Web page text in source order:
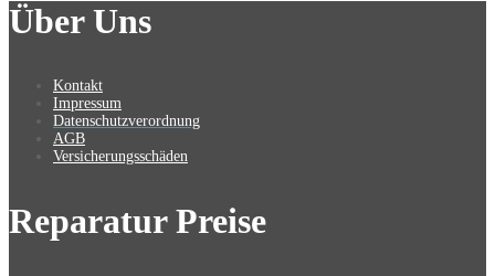
Über Uns
Kontakt
Impressum
Datenschutzverordnung
AGB
Versicherungsschäden
Reparatur Preise